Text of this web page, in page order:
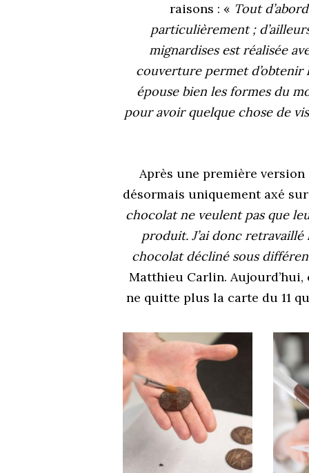
raisons : « Tout
particulièrement ;
mignardises est réalisée
couverture permet d’obtenir
épouse bien les formes du
pour avoir quelque chose de
Après une première
désormais uniquement axé
chocolat ne veulent pas que
produit. J’ai donc retravaillé
chocolat décliné sous
Matthieu Carlin.
ne quitte plus la carte du 11